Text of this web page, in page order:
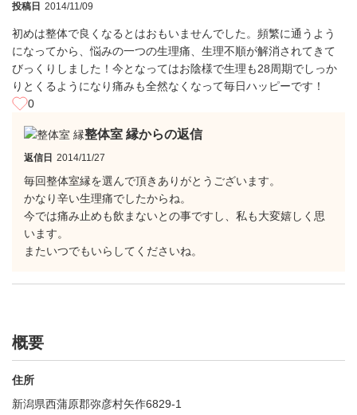
投稿日 2014/11/09
初めは整体で良くなるとはおもいませんでした。頻繁に通うよう
になってから、悩みの一つの生理痛、生理不順が解消されてきて
びっくりしました！今となってはお陰様で生理も28周期でしっか
りとくるようになり痛みも全然なくなって毎日ハッピーです！
0
整体室 縁からの返信
返信日 2014/11/27
毎回整体室縁を選んで頂きありがとうございます。
かなり辛い生理痛でしたからね。
今では痛み止めも飲まないとの事ですし、私も大変嬉しく思
います。
またいつでもいらしてくださいね。
概要
住所
新潟県西蒲原郡弥彦村矢作6829-1